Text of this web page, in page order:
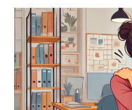
院長ブログ
ご予約・お問合せ